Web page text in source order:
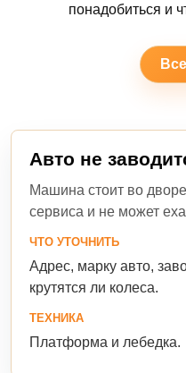
понадобиться и
Авто не
Машина стоит во
сервиса и не может
ЧТО УТОЧНИТЬ
Адрес, марку авто,
крутятся ли колеса.
ТЕХНИКА
Платформа и лебедка.